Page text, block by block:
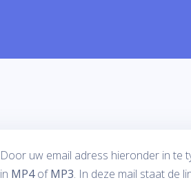
Door uw email adress hieronder in te
in MP4ofMP3. In deze mail staat de